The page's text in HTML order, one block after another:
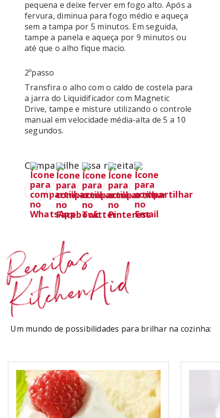
pequena e deixe ferver em fogo alto. Após a
fervura, diminua para fogo médio e aqueça
sem a tampa por 5 minutos. Em seguida,
tampe a panela e aqueça por 9 minutos ou
até que o alho fique macio.
2ºpasso
Transfira o alho com o caldo de costela para
a jarra do Liquidificador com Magnetic
Drive, tampe e misture utilizando o controle
manual em velocidade média-alta de 5 a 10
segundos.
Compartilhe essa receita:
Receitas
KitchenAid
Um mundo de possibilidades para brilhar na cozinha: